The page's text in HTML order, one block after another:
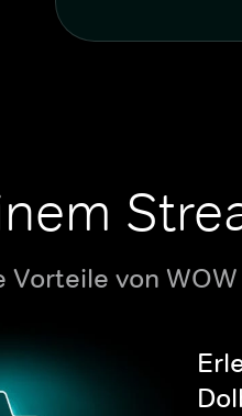
Vorteile von